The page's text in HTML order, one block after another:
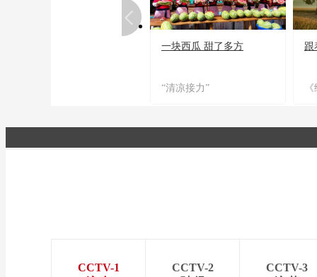
一块西瓜 甜了多方
“清凉接力”
跟
CCTV-1
CCTV-2
CCTV-3